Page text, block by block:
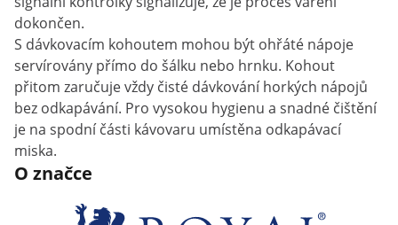
dokončen.
S dávkovacím kohoutem mohou být ohřáté nápoje
servírovány přímo do šálku nebo hrnku. Kohout
přitom zaručuje vždy čisté dávkování horkých nápojů
bez odkapávání. Pro vysokou hygienu a snadné čištění
je na spodní části kávovaru umístěna odkapávací
miska.
O značce